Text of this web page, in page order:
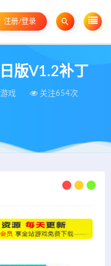
注册/登录
版V1.2补丁
戏
关注654次